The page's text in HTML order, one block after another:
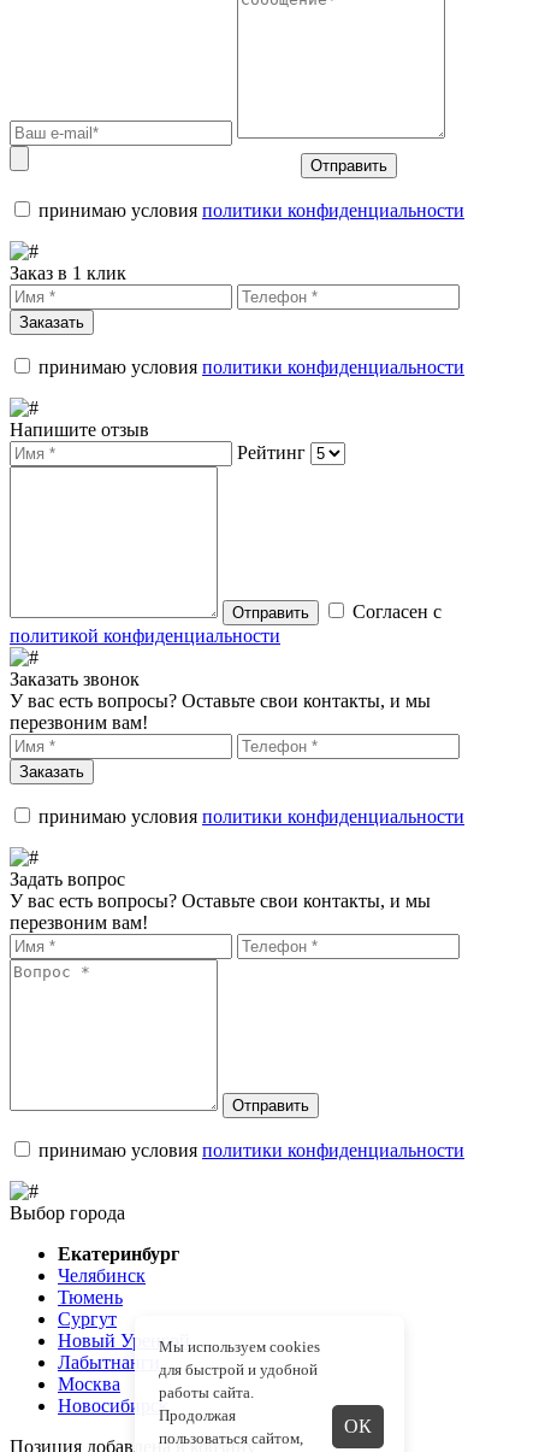
Отправить
принимаю условия политики конфиденциальности
Заказ в 1 клик
Заказать
принимаю условия политики конфиденциальности
Напишите отзыв
Рейтинг
Отправить
Согласен с
политикой конфиденциальности
Заказать звонок
У вас есть вопросы? Оставьте свои контакты, и мы
перезвоним вам!
Заказать
принимаю условия политики конфиденциальности
Задать вопрос
У вас есть вопросы? Оставьте свои контакты, и мы
перезвоним вам!
Отправить
принимаю условия политики конфиденциальности
Выбор города
Екатеринбург
Челябинск
Тюмень
Сургут
Новый Уренгой
Лабытнанги
Москва
Новосибирск
Позиция добавлена в корзину
Мы используем cookies
для быстрой и удобной
работы сайта.
Продолжая
пользоваться сайтом,
ОК